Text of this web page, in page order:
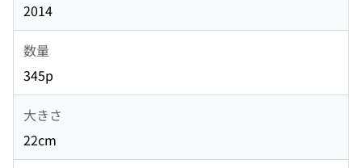
2014
数量
345p
大きさ
22cm